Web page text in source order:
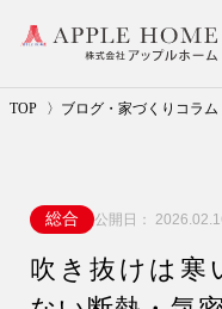
TOP ブログ・家づくりコラム
総合 公開日：
吹き抜けは寒
事業紹介（
リフォーム